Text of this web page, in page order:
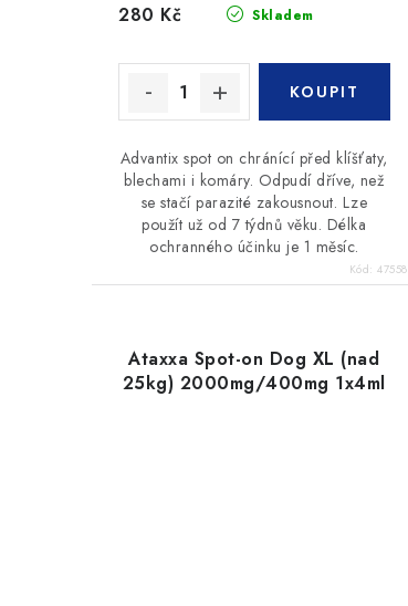
Skladem
280 Kč
Advantix spot on chránící před klíšťaty,
blechami i komáry. Odpudí dříve, než
se stačí parazité zakousnout. Lze
použít už od 7 týdnů věku. Délka
ochranného účinku je 1 měsíc.
Kód: 47558
Ataxxa Spot-on Dog XL (nad
25kg) 2000mg/400mg 1x4ml